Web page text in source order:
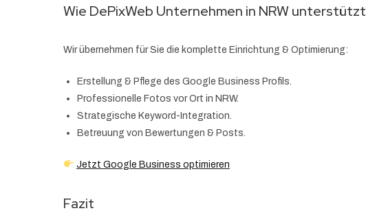
Wie DePixWeb Unternehmen in NRW unterstützt
Wir übernehmen für Sie die komplette Einrichtung & Optimierung:
Erstellung & Pflege des Google Business Profils.
Professionelle Fotos vor Ort in NRW.
Strategische Keyword-Integration.
Betreuung von Bewertungen & Posts.
Jetzt Google Business optimieren
Fazit